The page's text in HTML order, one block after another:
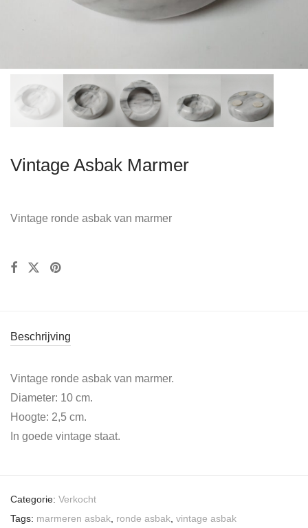
Vintage Asbak Marmer
Vintage ronde asbak van marmer
Beschrijving
Vintage ronde asbak van marmer.
Diameter: 10 cm.
Hoogte: 2,5 cm.
In goede vintage staat.
Categorie: Verkocht
Tags: marmeren asbak ronde asbak vintage asbak